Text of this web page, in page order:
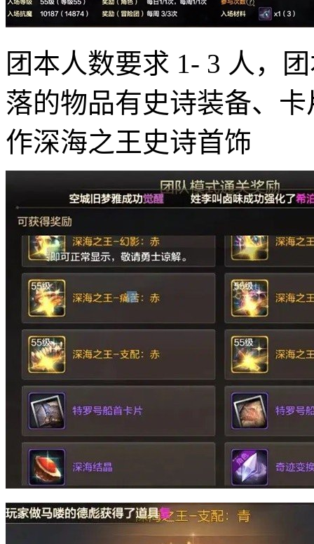
团本人数要求 1- 3 人，
落的物品有史诗装备、
作深海之王史诗首饰